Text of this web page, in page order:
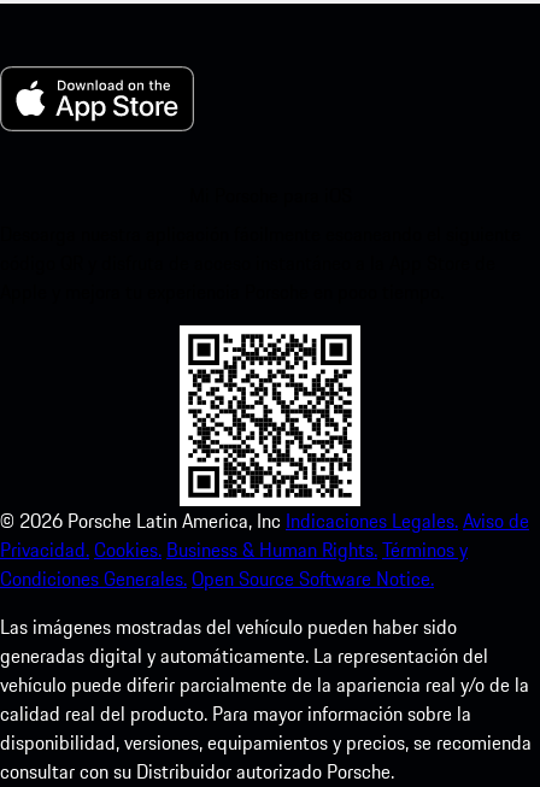
© 2026 Porsche Latin America, Inc Indicaciones Legales.Aviso de
Privacidad.Cookies. Business & Human Rights.Términos y
Condiciones Generales.Open Source Software Notice.
Las imágenes mostradas del vehículo pueden haber sido
generadas digital y automáticamente. La representación del
vehículo puede diferir parcialmente de la apariencia real y/o de la
calidad real del producto. Para mayor información sobre la
disponibilidad, versiones, equipamientos y precios, se recomienda
consultar con su Distribuidor autorizado Porsche.